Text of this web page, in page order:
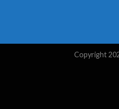
Copyright